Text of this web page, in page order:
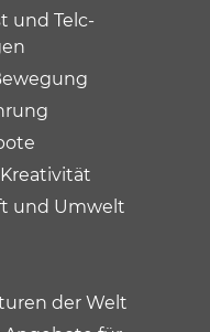
und Telc-
und Umwelt
der Welt